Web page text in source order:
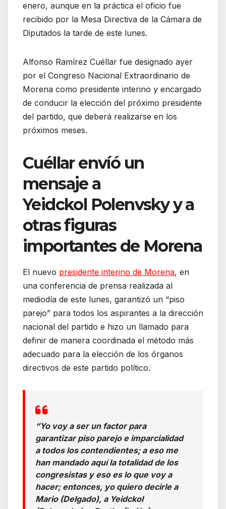
enero, aunque en la práctica el oficio fue
recibido por la Mesa Directiva de la Cámara de
Diputados la tarde de este lunes.
Alfonso Ramírez Cuéllar fue designado ayer
por el Congreso Nacional Extraordinario de
Morena como presidente interino y encargado
de conducir la elección del próximo presidente
del partido, que deberá realizarse en los
próximos meses.
Cuéllar envíó un
mensaje a
Yeidckol Polenvsky y a
otras figuras
importantes de Morena
El nuevo presidente interino de Morena, en
una conferencia de prensa realizada al
mediodía de este lunes, garantizó un “piso
parejo” para todos los aspirantes a la dirección
nacional del partido e hizo un llamado para
definir de manera coordinada el método más
adecuado para la elección de los órganos
directivos de este partido político.
“Yo voy a ser un factor para
garantizar piso parejo e imparcialidad
a todos los contendientes; a eso me
han mandado aquí la totalidad de los
congresistas y eso es lo que voy a
hacer; entonces, yo quiero decirle a
Mario (Delgado), a Yeidckol